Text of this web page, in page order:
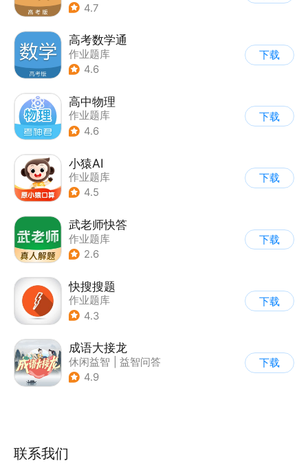
4.7
高考数学通
作业题库
4.6
下载
高中物理
作业题库
4.6
下载
小猿AI
作业题库
4.5
下载
武老师快答
作业题库
2.6
下载
快搜搜题
作业题库
4.3
下载
成语大接龙
休闲益智
益智问答
| 成语
4.9
下载
联系我们